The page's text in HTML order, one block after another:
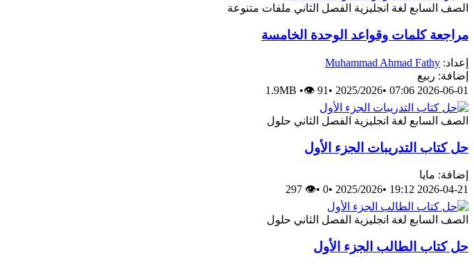
الصف السابع لغة انجليزية الفصل الثاني ملفات متنوعة
مراجعة كلمات وقواعد الوحدة الخامسة
إعداد: Muhammad Ahmad Fathy
إضافة: ربيع
2026-06-01 07:06
•
2025/2026
•
1.9MB •👁 91
الصف السابع لغة انجليزية الفصل الثاني حلول
حل كتاب التدريبات الجزء الأول
إضافة: مايا
2026-04-21 19:12
•
2025/2026
•
0
•
👁 297
الصف السابع لغة انجليزية الفصل الثاني حلول
حل كتاب الطالب الجزء الأول